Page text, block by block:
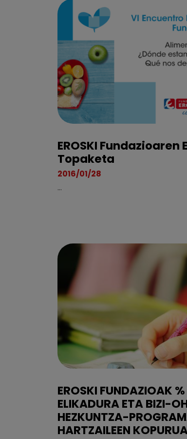
EROSKI
Topaketa
2016/01/28
...
EROSKI FUNDAZIOAK
ELIKADURA ETA BIZI-
HEZKUNTZA-
HARTZAILEEN